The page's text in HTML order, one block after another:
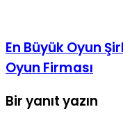
En Büyük Oyun
Oyun Firması
Bir yanıt yazın